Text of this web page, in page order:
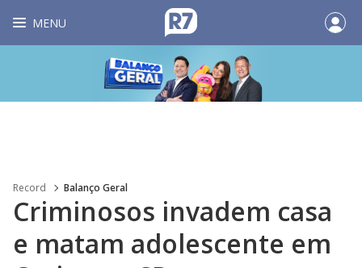
MENU
Record Balanço Geral
Criminosos invadem casa
e matam adolescente em